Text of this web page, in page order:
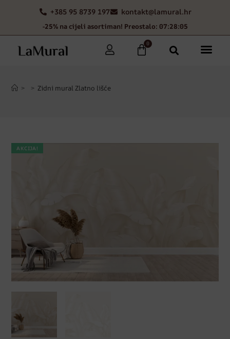
+385 95 8739 197 kontakt@lamural.hr
-25% na cijeli asortiman! Preostalo: 07:28:04
0
> > Zidni mural Zlatno lišće
AKCIJA!